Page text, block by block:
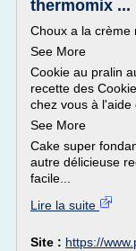
thermomix ...
Choux a la crème
See More
Cookie au pralin
recette des
chez vous à
See More
Cake super
autre délicieuse
facile...
Lire la suite
Site : https://